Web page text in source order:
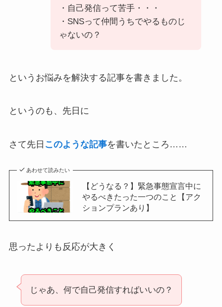
・自己発信って苦手・・・
・SNSって仲間うちでやるものじ
ゃないの？
というお悩みを解決する記事を書きました。
というのも、先日に
さて先日 このような記事を書いたところ……
あわせて読みたい
【どうなる？】緊急事態宣言中に
やるべきたった一つのこと【アク
ションプランあり】
思ったよりも反応が大きく
じゃあ、何で自己発信すればいいの？